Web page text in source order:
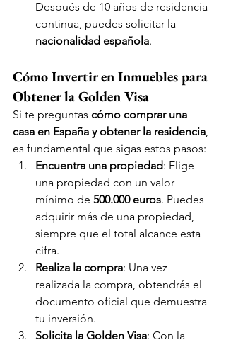
Después de 10 años de residencia
continua, puedes solicitar la
nacionalidad española.
Cómo Invertir en Inmuebles para
Obtener la Golden Visa
Si te preguntas cómo comprar una
casa en España y obtener la residencia,
es fundamental que sigas estos pasos:
Encuentra una propiedad: Elige
una propiedad con un valor
mínimo de 500.000 euros. Puedes
adquirir más de una propiedad,
siempre que el total alcance esta
cifra.
Realiza la compra: Una vez
realizada la compra, obtendrás el
documento oficial que demuestra
tu inversión.
Solicita la Golden Visa: Con la